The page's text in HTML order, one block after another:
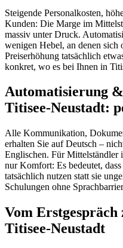
Steigende Personalkosten,
Kunden: Die Marge im
massiv unter Druck.
wenigen Hebel, an denen sich
Preiserhöhung tatsächlich
konkret, wo es bei Ihnen in
Automatisierung
Titisee-Neustadt:
Alle Kommunikation,
erhalten Sie auf Deutsch –
Englischen. Für Mittelständler
nur Komfort: Es bedeutet,
tatsächlich nutzen statt sie
Schulungen ohne
Vom
Titisee-Neustadt